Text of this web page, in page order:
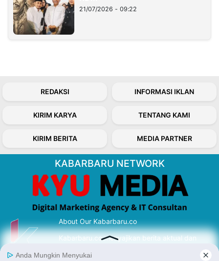
21/07/2026 - 09:22
REDAKSI INFORMASI IKLAN
KIRIM KARYA TENTANG KAMI
KIRIM BERITA MEDIA PARTNER
KABARBARU NETWORK
About Our Kabarbaru.co
Kabarbaru.co menyajikan berita aktual dan
serta terverifikasi dari sumber yang tepat.